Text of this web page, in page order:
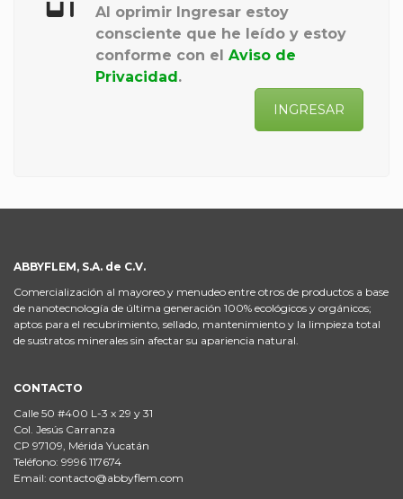
Al oprimir Ingresar estoy
consciente que he leído y estoy
conforme con el Aviso de
Privacidad.
INGRESAR
ABBYFLEM, S.A. de C.V.
Comercialización al mayoreo y menudeo entre otros de productos a base
de nanotecnología de última generación 100% ecológicos y orgánicos;
aptos para el recubrimiento, sellado, mantenimiento y la limpieza total
de sustratos minerales sin afectar su apariencia natural.
CONTACTO
Calle 50 #400 L-3 x 29 y 31
Col. Jesús Carranza
CP 97109, Mérida Yucatán
Teléfono: 9996 117674
Email: contacto@abbyflem.com